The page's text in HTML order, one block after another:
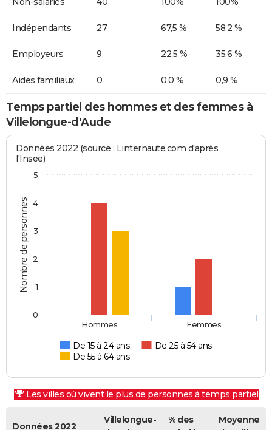
Indépendants 27 67,5 % 58,2 %
Employeurs 9 22,5 % 35,6 %
Aides familiaux 0 0,0 % 0,9 %
Temps partiel des hommes et des femmes à
Villelongue-d'Aude
Nombre de personnes
Données 2022 (source : Linternaute.com d'après
l'Insee)
De 15 à 24 ans
De 25 à 54 ans
De 55 à 64 ans
Hommes Femmes
0
1
2
3
4
5
Les villes où vivent le plus de personnes à temps partiel
Données 2022
Villelongue-
% des
Moyenne